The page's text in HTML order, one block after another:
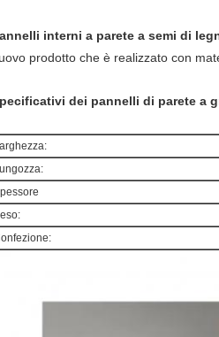
interni a parete a semi di
prodotto che è realizzato con
dei pannelli di parete a